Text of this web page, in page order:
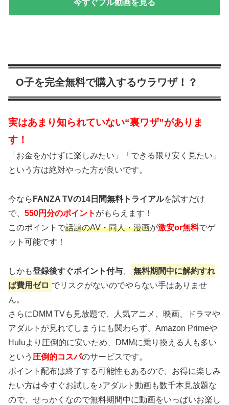
今すぐフル動画を見る
O子を完全無料で購入するウラワザ！？
実はあまり知られていない“裏ワザ”がありま
す！
「お金をかけずに楽しみたい」「できる限り安く見たい」
という方は絶対やった方が良いです。
今なら FANZA TVの14日間無料トライアルを試すだけ
で、 550円分のポイント がもらえます！
このポイントで話題のAV・同人・漫画が激安or無料でゲ
ット可能です！
しかも登録後すぐポイント付与
無料期間中に解約すれ
ば費用ゼロ でリスクがないのでやらない手はありませ
ん。
さらにDMM TVも見放題で、人気アニメ、映画、ドラマや
アダルトが見れてしまうにも関わらず、Amazon Primeや
Huluより圧倒的に安いため、DMMに乗り換える人も多い
という 圧倒的コスパのサービスです。
ポイント配布は終了する可能性もあるので、お得に楽しみ
たい方は今すぐお試しを♪アダルト動画も数千本見放題な
ので、せっかくなので無料期間中に動画をいっぱいお楽し